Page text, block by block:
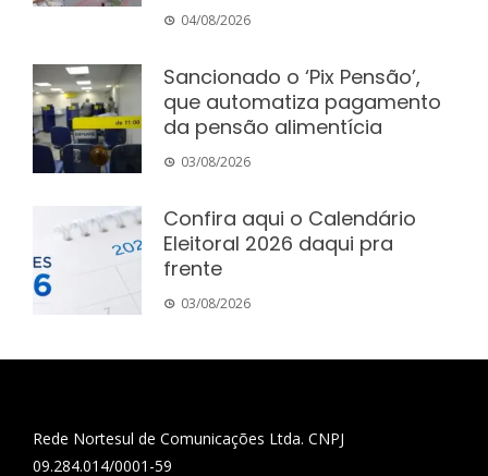
04/08/2026
Sancionado o ‘Pix Pensão’,
que automatiza pagamento
da pensão alimentícia
03/08/2026
Confira aqui o Calendário
Eleitoral 2026 daqui pra
frente
03/08/2026
Rede Nortesul de Comunicações Ltda. CNPJ
09.284.014/0001-59